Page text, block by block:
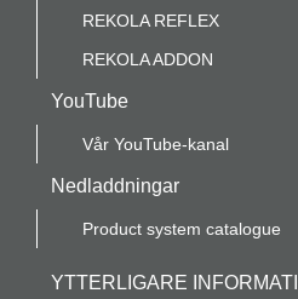
REKOLA REFLEX
REKOLA ADDON
YouTube
Vår YouTube-kanal
Nedladdningar
Product system catalogue
YTTERLIGARE